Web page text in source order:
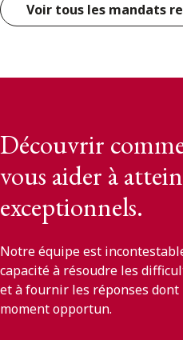
Voir tous les mandats
Découvrir
vous aider à
exceptionnels.
Notre équipe est
capacité à résoudre les
et à fournir les réponses
moment opportun.